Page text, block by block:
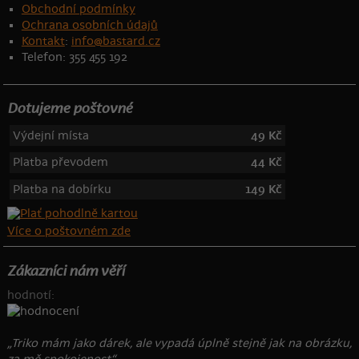
Obchodní podmínky
Ochrana osobních údajů
Kontakt: info@bastard.cz
Telefon: 355 455 192
Dotujeme poštovné
Výdejní místa
49 Kč
Platba převodem
44 Kč
Platba na dobírku
149 Kč
Více o poštovném zde
Zákazníci nám věří
hodnotí:
„Triko mám jako dárek, ale vypadá úplně stejně jak na obrázku,